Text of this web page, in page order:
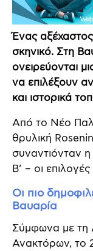
Ένας
σκηνικό. Στη
ονειρεύονται
να επιλέξουν
και ιστορικά
Από το Νέο
θρυλική
συναντιόνταν
Β’ – οι
Οι πιο
Βαυαρία
Σύμφωνα με τη
Ανακτόρων, το